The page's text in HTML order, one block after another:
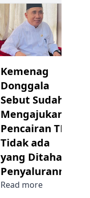
Kemenag
Donggala
Sebut Sudah
Mengajukan
Pencairan TPG,
Tidak ada
yang Ditahan
Penyalurannya
Read more